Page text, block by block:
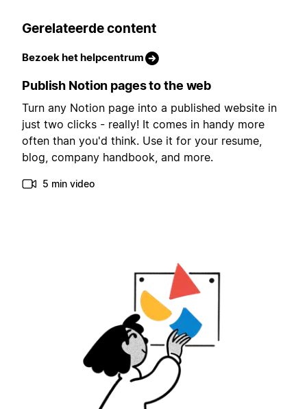
Gerelateerde content
Bezoek het helpcentrum
Publish Notion pages to the web
Turn any Notion page into a published website in
just two clicks - really! It comes in handy more
often than you'd think. Use it for your resume,
blog, company handbook, and more.
5 min video